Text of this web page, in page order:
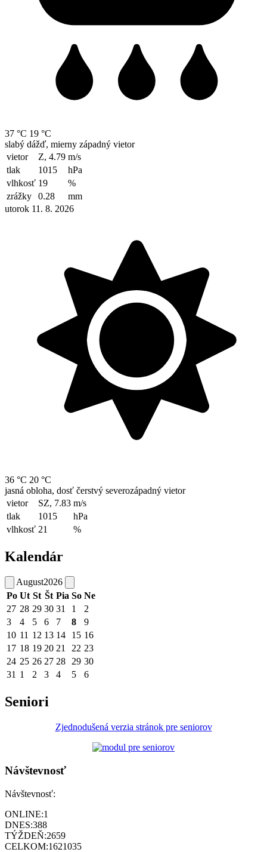
37 °C 19 °C
slabý dážď, mierny západný vietor
vietor
Z, 4.79 m/s
tlak
1015
hPa
vlhkosť 19
%
zrážky
0.28
mm
utorok 11. 8. 2026
36 °C 20 °C
jasná obloha, dosť čerstvý severozápadný vietor
vietor
SZ, 7.83 m/s
tlak
1015
hPa
vlhkosť 21 %
Kalendár
August2026
Po Ut St Št Pia So Ne
27 28 29 30 31 1
2
3
4 5 6 7 8
9
10 11 12 13 14 15 16
17 18 19 20 21 22 23
24 25 26 27 28 29 30
31 1 2 3 4 5 6
Seniori
Zjednodušená verzia stránok pre seniorov
Návštevnosť
Návštevnosť:
ONLINE:1
DNES:388
TÝŽDEŇ:2659
CELKOM:1621035